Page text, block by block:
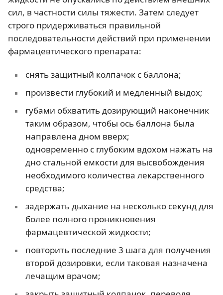
сил, в частности силы тяжести. Затем следует
строго придерживаться правильной
последовательности действий при применении
фармацевтического препарата:
снять защитный колпачок с баллона;
произвести глубокий и медленный выдох;
губами обхватить дозирующий наконечник
таким образом, чтобы ось баллона была
направлена дном вверх;
одновременно с глубоким вдохом нажать на
дно стальной емкости для высвобождения
необходимого количества лекарственного
средства;
задержать дыхание на несколько секунд для
более полного проникновения
фармацевтической жидкости;
повторить последние 3 шага для получения
второй дозировки, если таковая назначена
лечащим врачом;